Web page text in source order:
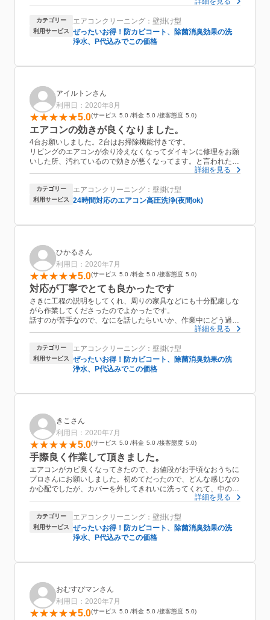
の嫌な匂いもなくなり、効きも良くなって家族も毎日快適だと言
るのでとてもお得だと思います。台数が多いとお安くなるような
ので次回はまとめてお願いしたいと思っています。実家の父母に
も教えてあげたいですね。
カテゴリー エアコンクリーニング：壁掛け型
利用サービス
ぜったいお得！防カビコート、除菌消臭効果の洗
浄水、P代込みでこの価格
アイルトンさん
利用日：2020年8月
5.0 サービス 5.0 料金 5.0 接客態度 5.0
エアコンの効きが良くなりました。
4台お願いしました。2台はお掃除機能付きです。
リビングのエアコンが余り冷えなくなってダイキンに修理をお願
いした所、汚れているので効きが悪くなってます。と言われたの
でエアコンクリーニングしてくれる所を探してたらおうちにプロ
値段と評価を見ながらAMFさんに決めました。
とても丁寧でしたが3時間程で修了しました。
詳細を見る
カテゴリー エアコンクリーニング：壁掛け型
利用サービス 24時間対応のエアコン高圧洗浄(夜間ok)
ひかるさん
利用日：2020年7月
5.0 サービス 5.0 料金 5.0 接客態度 5.0
対応が丁寧でとても良かったです
さきに工程の説明をしてくれ、周りの家具などにも十分配慮しな
がら作業してくださったのでよかったです。
話すのが苦手なので、なにを話したらいいか、作業中にどう過ご
していたらいいのかわからなかったのですが、じっくり黙々と作
に集中できました。
業者の方を呼んで作業をしていただくのは初めてだったので不安
でしたが、今回で抵抗感は無くなりました。
詳細を見る
カテゴリー エアコンクリーニング：壁掛け型
利用サービス
ぜったいお得！防カビコート、除菌消臭効果の洗
浄水、P代込みでこの価格
きこさん
利用日：2020年7月
5.0 サービス 5.0 料金 5.0 接客態度 5.0
手際良く作業して頂きました。
エアコンがカビ臭くなってきたので、お値段がお手頃なおうちに
プロさんにお願いしました。初めてだったので、どんな感じなの
か心配でしたが、カバーを外してきれいに洗ってくれて、中の汚
れも手際良く作業してきれいにして頂きました。作業時間は一時
グ後は臭いもなく快適になり、猛暑前にクリーニングして良かっ
たです。ありがとうございました。
詳細を見る
カテゴリー エアコンクリーニング：壁掛け型
利用サービス
ぜったいお得！防カビコート、除菌消臭効果の洗
浄水、P代込みでこの価格
おむすびマンさん
利用日：2020年7月
5.0 サービス 5.0 料金 5.0 接客態度 5.0